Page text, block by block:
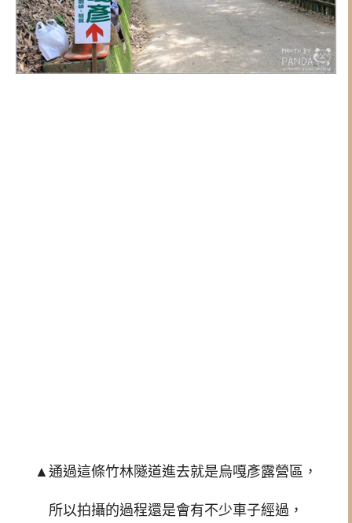
▲通過這條竹林隧道進去就是烏嘎彥露營區，
所以拍攝的過程還是會有不少車子經過，